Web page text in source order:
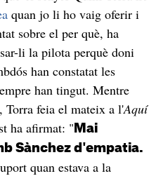
quan jo li ho vaig oferir i
sobre el per què, ha
li la pilota perquè doni
han constatat les
han tingut. Mentre
Torra feia el mateix a l'Aquí
ha afirmat: " Mai
Sànchez d'empatia.
quan estava a la